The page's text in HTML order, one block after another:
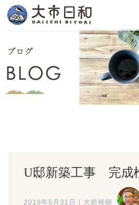
U邸新築工事 完成
2019年5月31日 大前裕樹